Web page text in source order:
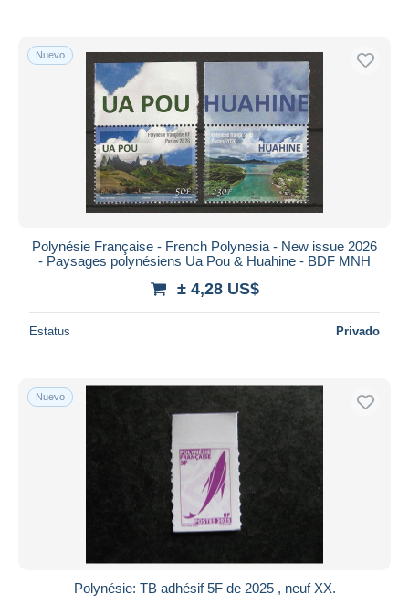
Nuevo
Polynésie Française - French Polynesia - New issue 2026
- Paysages polynésiens Ua Pou & Huahine - BDF MNH
± 4,28 US$
Estatus Privado
Nuevo
Polynésie: TB adhésif 5F de 2025 , neuf XX.